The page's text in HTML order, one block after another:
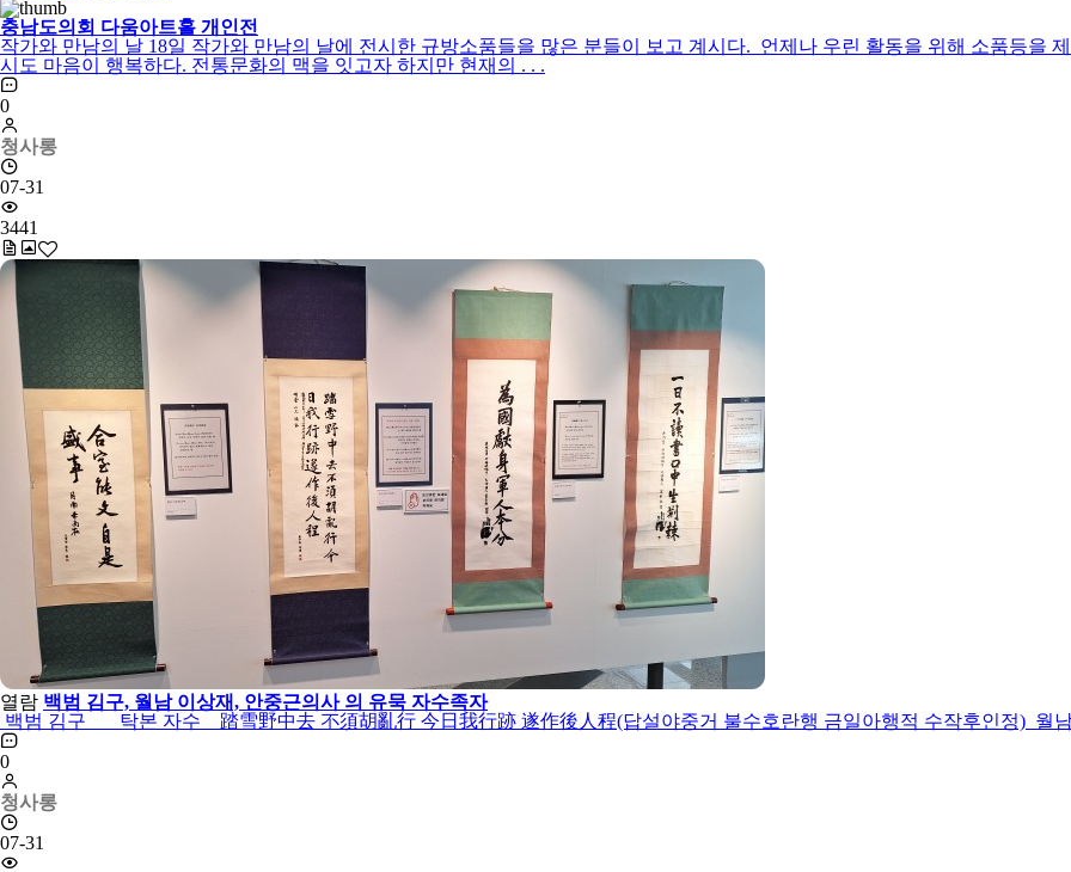
충남도의회 다움아트홀 개인전
작가와 만남의 날 18일 작가와 만남의 날에 전시한 규방소품들을 많은 분들이 보고 계시다. 언제나 우린 활동을 위해 소품등을
시도 마음이 행복하다. 전통문화의 맥을 잇고자 하지만 현재의 . . .
0
청사롱
07-31
3441
열람 백범 김구, 월남 이상재, 안중근의사 의 유묵 자수족자
백범 김구 탁본 자수 踏雪野中去 不須胡亂行 今日我行跡 遂作後人程(답설야중거 불수호란행 금일아행적 수작후인정) 월
0
청사롱
07-31